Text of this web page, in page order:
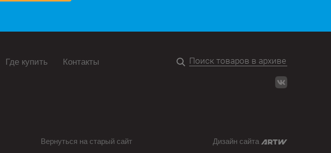
Где купить Контакты
Вернуться на старый сайт Дизайн сайта